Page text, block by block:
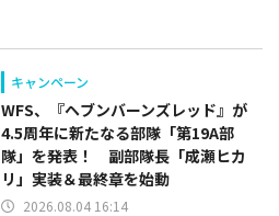
キャンペーン
WFS、『ヘブンバーンズレッド』が
4.5周年に新たなる部隊「第19A部
隊」を発表！ 副部隊⻑「成瀬ヒカ
リ」実装＆最終章を始動
2026.08.04 16:14